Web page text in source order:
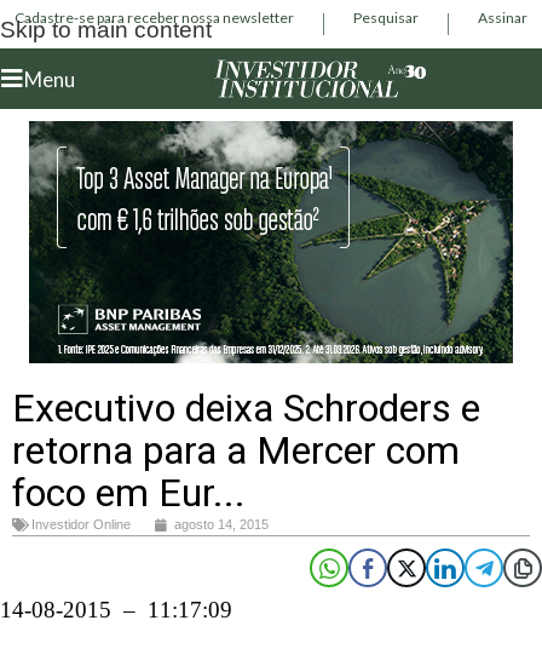
Skip to main content
Cadastre-se para receber nossa newsletter Pesquisar Assinar
Menu
Executivo deixa Schroders e
retorna para a Mercer com
foco em Eur...
Investidor Online agosto 14, 2015
14-08-2015 – 11:17:09